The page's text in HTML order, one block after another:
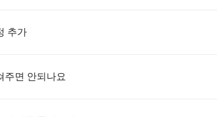
추가
주면 안되나요